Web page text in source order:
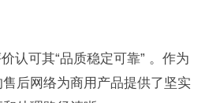
认可其“品质稳定可靠” 。作为
后网络为商用产品提供了坚实